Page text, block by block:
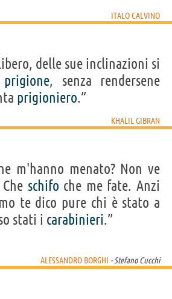
ITALO CALVINO
delle sue inclinazioni si
prigione, senza rendersene
prigioniero.”
KHALIL GIBRAN
m'hanno menato? Non ve
schifo che me fate. Anzi
te dico pure chi è stato a
stati i carabinieri.”
ALESSANDRO BORGHI - Stefano Cucchi